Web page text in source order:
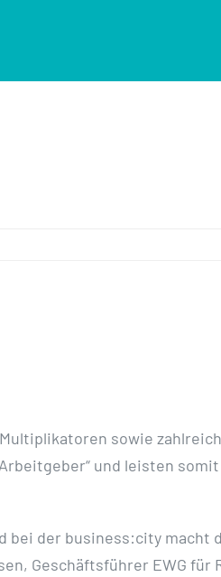
sowie
und leisten
der business:city macht
Geschäftsführer EWG für